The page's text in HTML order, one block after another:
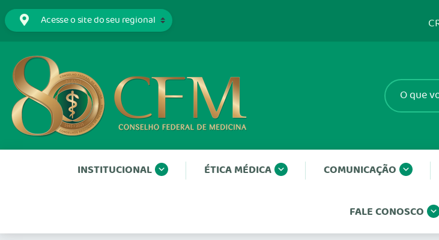
INSTITUCIONAL ÉTICA MÉDICA COMUNICAÇÃO
FALE CONOSCO